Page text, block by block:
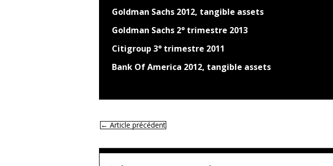
Goldman Sachs 2012, tangible assets
Goldman Sachs 2° trimestre 2013
Citigroup 3° trimestre 2011
Bank Of America 2012, tangible assets
← Article précédent